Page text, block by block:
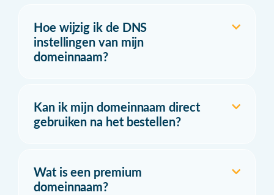
Hoe wijzig ik de DNS
instellingen van mijn
domeinnaam?
Kan ik mijn domeinnaam direct
gebruiken na het bestellen?
Wat is een premium
domeinnaam?